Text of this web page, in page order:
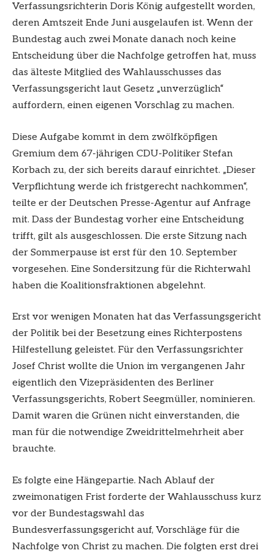
Verfassungsrichterin Doris König aufgestellt worden,
deren Amtszeit Ende Juni ausgelaufen ist. Wenn der
Bundestag auch zwei Monate danach noch keine
Entscheidung über die Nachfolge getroffen hat, muss
das älteste Mitglied des Wahlausschusses das
Verfassungsgericht laut Gesetz „unverzüglich“
auffordern, einen eigenen Vorschlag zu machen.
Diese Aufgabe kommt in dem zwölfköpfigen
Gremium dem 67-jährigen CDU-Politiker Stefan
Korbach zu, der sich bereits darauf einrichtet. „Dieser
Verpflichtung werde ich fristgerecht nachkommen“,
teilte er der Deutschen Presse-Agentur auf Anfrage
mit. Dass der Bundestag vorher eine Entscheidung
trifft, gilt als ausgeschlossen. Die erste Sitzung nach
der Sommerpause ist erst für den 10. September
vorgesehen. Eine Sondersitzung für die Richterwahl
haben die Koalitionsfraktionen abgelehnt.
Erst vor wenigen Monaten hat das Verfassungsgericht
der Politik bei der Besetzung eines Richterpostens
Hilfestellung geleistet. Für den Verfassungsrichter
Josef Christ wollte die Union im vergangenen Jahr
eigentlich den Vizepräsidenten des Berliner
Verfassungsgerichts, Robert Seegmüller, nominieren.
Damit waren die Grünen nicht einverstanden, die
man für die notwendige Zweidrittelmehrheit aber
brauchte.
Es folgte eine Hängepartie. Nach Ablauf der
zweimonatigen Frist forderte der Wahlausschuss kurz
vor der Bundestagswahl das
Bundesverfassungsgericht auf, Vorschläge für die
Nachfolge von Christ zu machen. Die folgten erst drei